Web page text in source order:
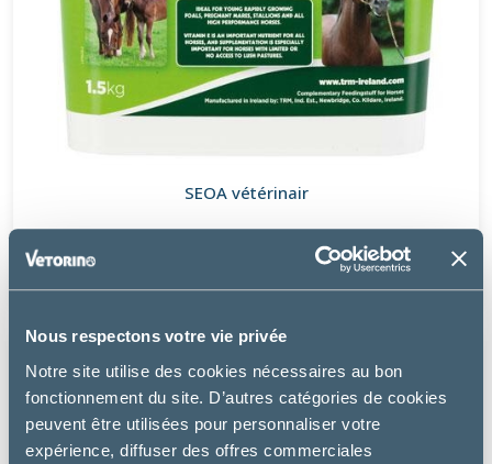
Nous respectons votre vie privée
Notre site utilise des cookies nécessaires au bon
fonctionnement du site. D’autres catégories de cookies
peuvent être utilisées pour personnaliser votre
expérience, diffuser des offres commerciales
SEOA vétérinair
VITAMINE E 2000